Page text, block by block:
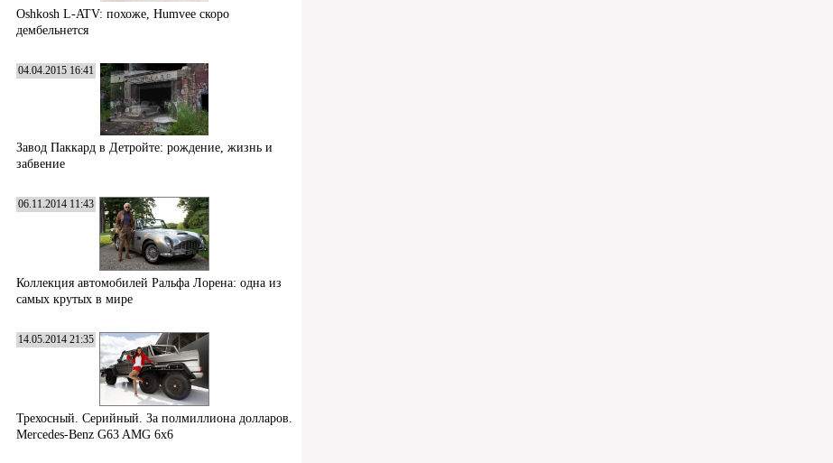
Oshkosh L-ATV: похоже, Humvee скоро
дембельнется
04.04.2015 16:41
Завод Паккард в Детройте: рождение, жизнь и
забвение
06.11.2014 11:43
Коллекция автомобилей Ральфа Лорена: одна из
самых крутых в мире
14.05.2014 21:35
Трехосный. Серийный. За полмиллиона долларов.
Mercedes-Benz G63 AMG 6x6